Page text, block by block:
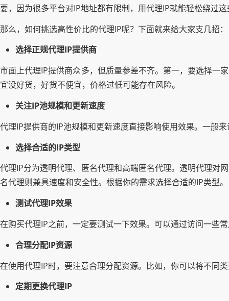
要，因为很多平台对IP地址都有限制，用代理IP就能轻松绕过
那么，如何挑选高性价比的代理IP呢？下面就来给大家支几招：
选择正规代理IP提供商
市面上代理IP提供商众多，但质量参差不齐。第一，要选择一
宜没好货，好货不便宜，价格过低可能存在风险。
关注IP池规模和更新速度
代理IP提供商的IP池规模和更新速度直接影响使用效果。一般
选择合适的IP类型
代理IP分为透明代理、匿名代理和高端匿名代理。透明代理对
名代理则兼具速度和安全性。根据你的需求选择合适的IP类型。
测试代理IP效果
在购买代理IP之前，一定要测试一下效果。可以通过访问一些
合理分配IP资源
在使用代理IP时，要注意合理分配资源。比如，你可以将不同
定期更换代理IP